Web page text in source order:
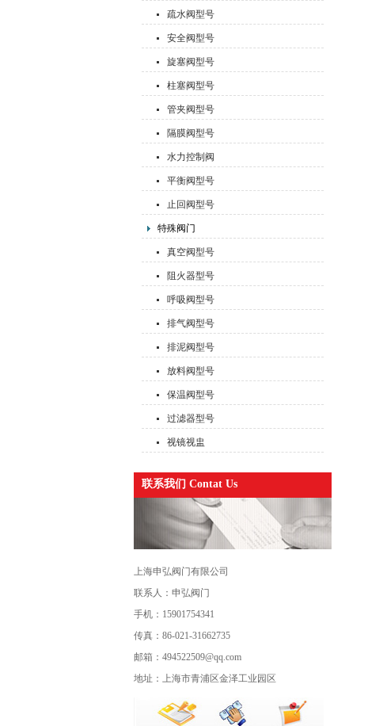
疏水阀型号
安全阀型号
旋塞阀型号
柱塞阀型号
管夹阀型号
隔膜阀型号
水力控制阀
平衡阀型号
止回阀型号
特殊阀门
真空阀型号
阻火器型号
呼吸阀型号
排气阀型号
排泥阀型号
放料阀型号
保温阀型号
过滤器型号
视镜视盅
联系我们 Contat Us
上海申弘阀门有限公司
联系人：申弘阀门
手机：15901754341
传真：86-021-31662735
邮箱：494522509@qq.com
地址：上海市青浦区金泽工业园区